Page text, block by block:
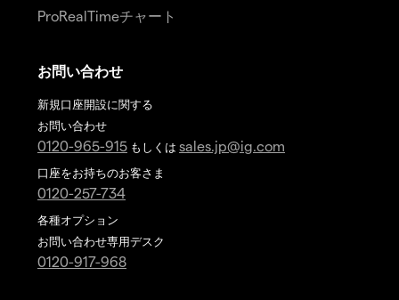
ProRealTimeチャート
お問い合わせ
新規口座開設に関する
お問い合わせ
0120-965-915 もしくは sales.jp@ig.com
口座をお持ちのお客さま
0120-257-734
各種オプション
お問い合わせ専用デスク
0120-917-968